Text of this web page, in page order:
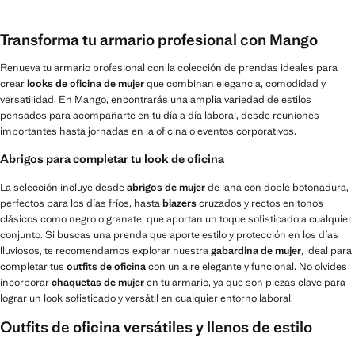
Transforma tu armario profesional con Mango
Renueva tu armario profesional con la colección de prendas ideales para
crearlooks de oficina de mujerque combinan elegancia, comodidad y
versatilidad. En Mango, encontrarás una amplia variedad de estilos
pensados para acompañarte en tu día a día laboral, desde reuniones
importantes hasta jornadas en la oficina o eventos corporativos.
Abrigos para completar tu look de oficina
La selección incluye desdeabrigos de mujerde lana con doble botonadura,
perfectos para los días fríos, hastablazerscruzados y rectos en tonos
clásicos como negro o granate, que aportan un toque sofisticado a cualquier
conjunto. Si buscas una prenda que aporte estilo y protección en los días
lluviosos, te recomendamos explorar nuestragabardina de mujer, ideal para
completar tus outfits de oficinacon un aire elegante y funcional. No olvides
incorporarchaquetas de mujeren tu armario, ya que son piezas clave para
lograr un look sofisticado y versátil en cualquier entorno laboral.
Outfits de oficina versátiles y llenos de estilo